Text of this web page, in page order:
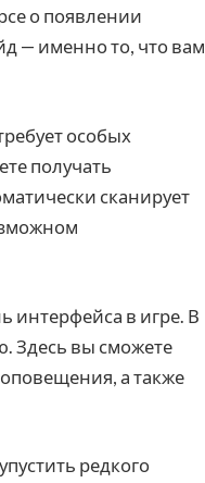
о появлении
— именно то, что вам
особых
получать
сканирует
интерфейса в игре. В
Здесь вы сможете
а также
редкого